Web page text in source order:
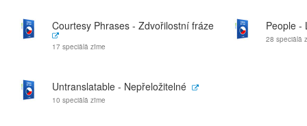
Courtesy Phrases - Zdvořilostní fráze
17 speciālā zīme
People -
28 speciālā
Untranslatable - Nepřeložitelné
10 speciālā zīme